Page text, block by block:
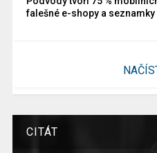
falešné e-shopy a seznamky
CITÁT